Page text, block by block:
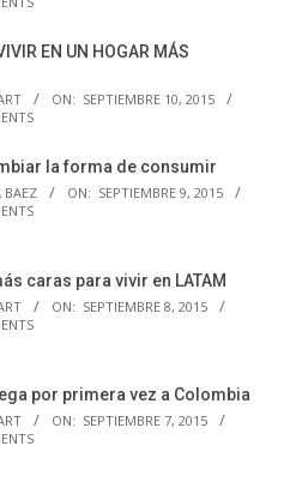
EN UN HOGAR MÁS
ON: SEPTIEMBRE 10, 2015
la forma de consumir
BAEZ ON: SEPTIEMBRE 9, 2015
caras para vivir en LATAM
ON: SEPTIEMBRE 8, 2015
por primera vez a Colombia
ON: SEPTIEMBRE 7, 2015